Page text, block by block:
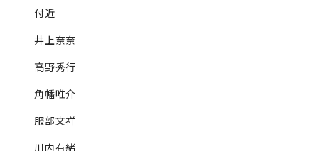
付近
井上奈奈
高野秀行
角幡唯介
服部文祥
川内有緒